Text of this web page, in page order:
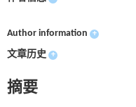
Author information +
文章历史 +
摘要